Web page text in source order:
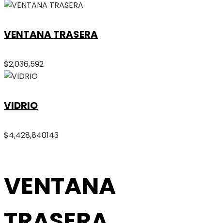
VENTANA TRASERA
$2,036,592
VIDRIO
$4,428,840143
VENTANA